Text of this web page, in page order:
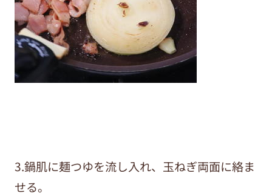
3.鍋肌に麺つゆを流し入れ、玉ねぎ両面に絡ま
せる。